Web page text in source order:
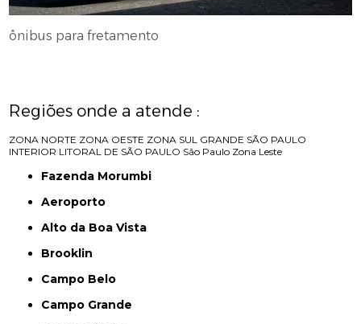
ônibus para fretamento
Regiões onde a atende :
ZONA NORTE ZONA OESTE ZONA SUL GRANDE SÃO PAULO
INTERIOR LITORAL DE SÃO PAULO São Paulo Zona Leste
Fazenda Morumbi
Aeroporto
Alto da Boa Vista
Brooklin
Campo Belo
Campo Grande